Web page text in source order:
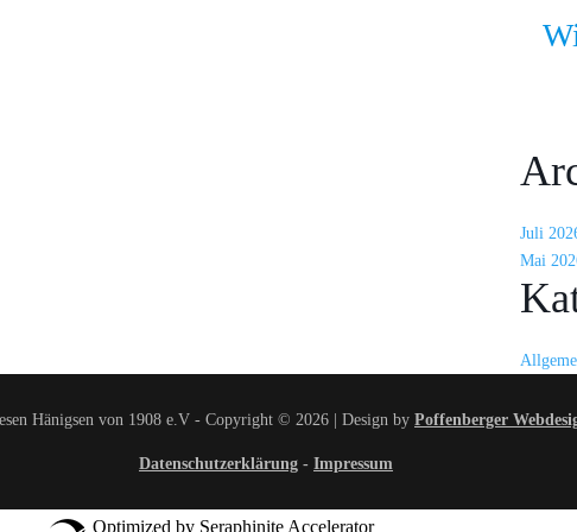
Juli
Mai
Hänigsen von 1908 e.V - Copyright © 2026 | Design by Poffenberger
Datenschutzerklärung - Impressum
Optimized by Seraphinite Accelerator